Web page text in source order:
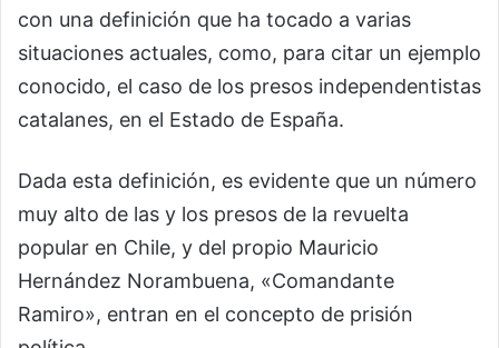
con una definición que ha tocado a varias
situaciones actuales, como, para citar un ejemplo
conocido, el caso de los presos independentistas
catalanes, en el Estado de España.
Dada esta definición, es evidente que un número
muy alto de las y los presos de la revuelta
popular en Chile, y del propio Mauricio
Hernández Norambuena, «Comandante
Ramiro», entran en el concepto de prisión